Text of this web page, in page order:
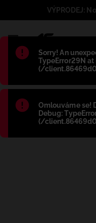
Błąd:
Sorry! An
TypeError29N at
(/
Błąd:
Omlouváme se!
Debug:
(/
VÝPRODEJ: